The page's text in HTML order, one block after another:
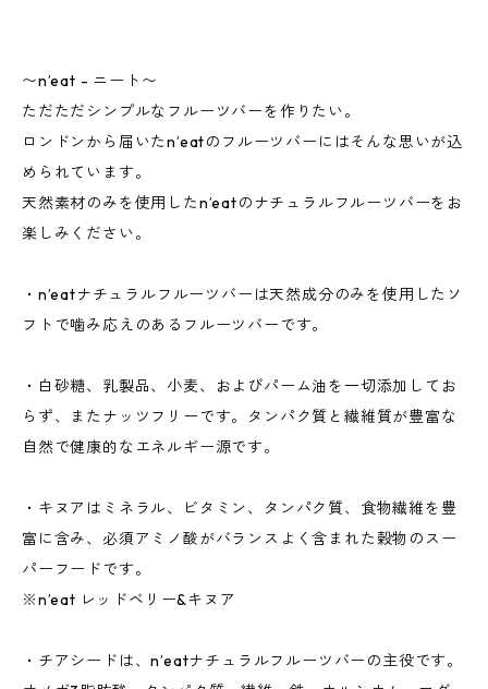
〜n’eat - ニート〜
ただただシンプルなフルーツバーを作りたい。
ロンドンから届いたn’eatのフルーツバーにはそんな思いが込
められています。
天然素材のみを使用したn’eatのナチュラルフルーツバーをお
楽しみください。
・n’eatナチュラルフルーツバーは天然成分のみを使用したソ
フトで噛み応えのあるフルーツバーです。
・白砂糖、乳製品、小麦、およびパーム油を一切添加してお
らず、またナッツフリーです。タンパク質と繊維質が豊富な
自然で健康的なエネルギー源です。
・キヌアはミネラル、ビタミン、タンパク質、食物繊維を豊
富に含み、必須アミノ酸がバランスよく含まれた穀物のスー
パーフードです。
※n’eat レッドベリー&キヌア
・チアシードは、n’eatナチュラルフルーツバーの主役です。